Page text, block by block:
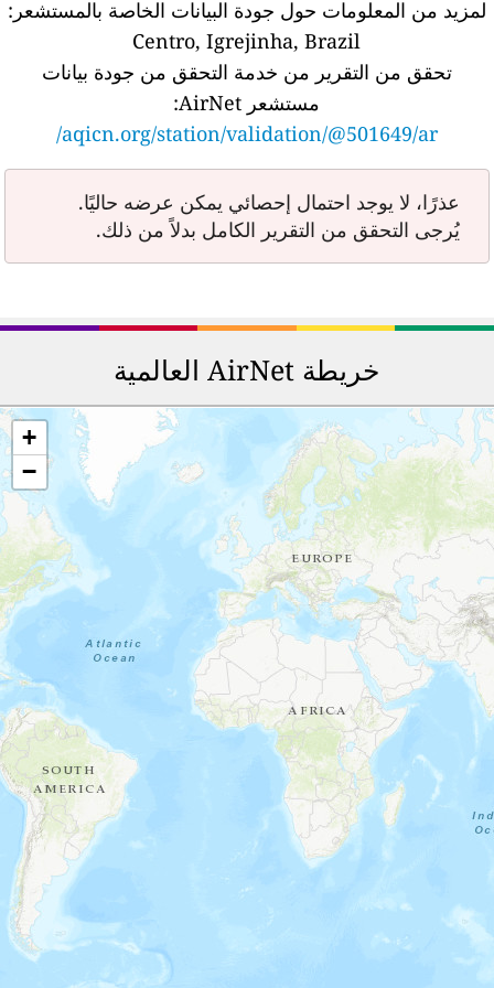
لمزيد من المعلومات حول جودة البيانات الخاصة بالمستشعر:
Centro, Igrejinha, Brazil
تحقق من التقرير من خدمة التحقق من جودة بيانات
مستشعر AirNet:
aqicn.org/station/validation/@501649/ar/
عذرًا، لا يوجد احتمال إحصائي يمكن عرضه حاليًا.
يُرجى التحقق من التقرير الكامل بدلاً من ذلك.
خريطة AirNet العالمية
+
−